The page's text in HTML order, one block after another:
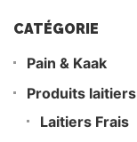
CATÉGORIE
Pain & Kaak
Produits laitiers
Laitiers Frais